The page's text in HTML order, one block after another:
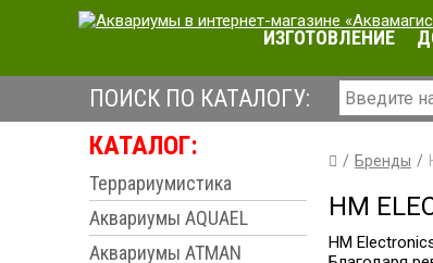
ИЗГОТОВЛЕНИЕ
ПОИСК ПО КАТАЛОГУ:
КАТАЛОГ:
Террариумистика
Аквариумы AQUAEL
Аквариумы ATMAN
Бренды
HM
HM